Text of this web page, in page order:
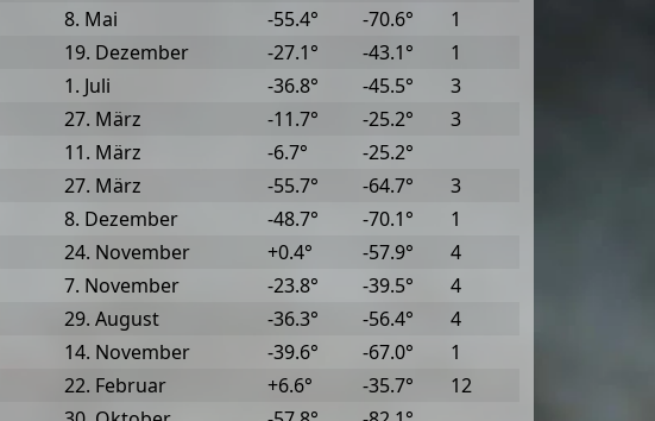
8. Mai -55.4° -70.6°
1
19. Dezember -27.1° -43.1°
1
1. Juli -36.8° -45.5°
3
27. März -11.7° -25.2°
3
11. März -6.7°
-25.2°
27. März -55.7° -64.7°
3
8. Dezember -48.7° -70.1°
1
24. November +0.4° -57.9°
4
7. November -23.8° -39.5°
4
29. August -36.3° -56.4°
4
14. November -39.6° -67.0°
1
22. Februar +6.6° -35.7°
12